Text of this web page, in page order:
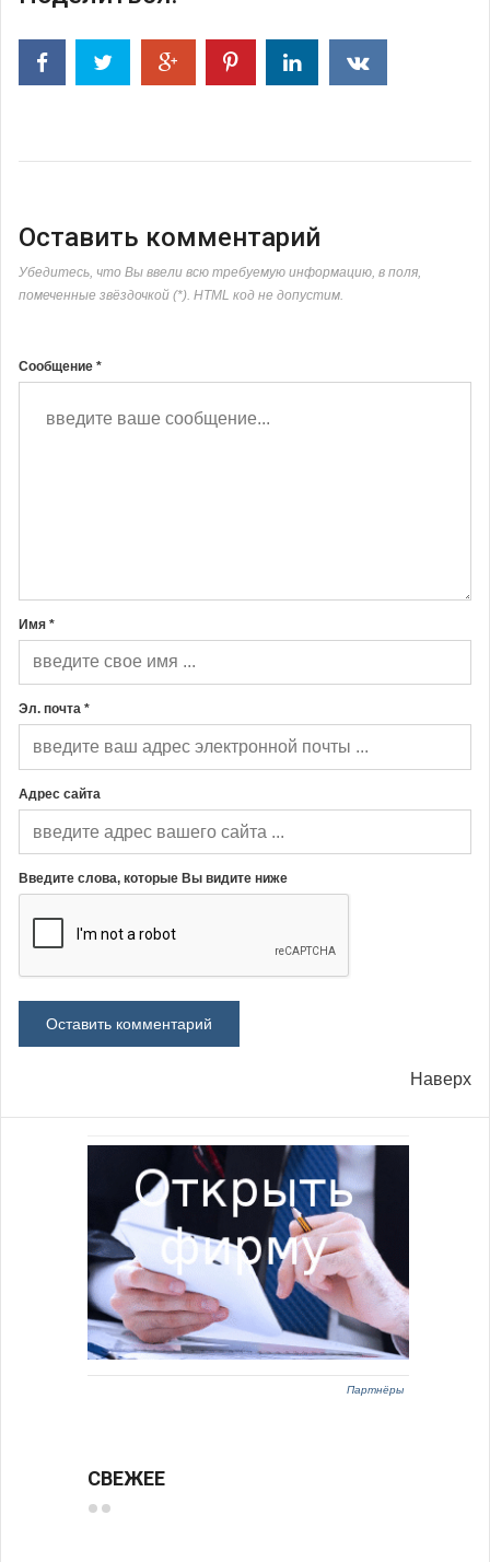
Оставить комментарий
Убедитесь, что Вы ввели всю требуемую информацию, в поля,
помеченные звёздочкой (*). HTML код не допустим.
Сообщение *
Имя *
Эл. почта *
Адрес сайта
Введите слова, которые Вы видите ниже
Наверх
Партнёры
СВЕЖЕЕ